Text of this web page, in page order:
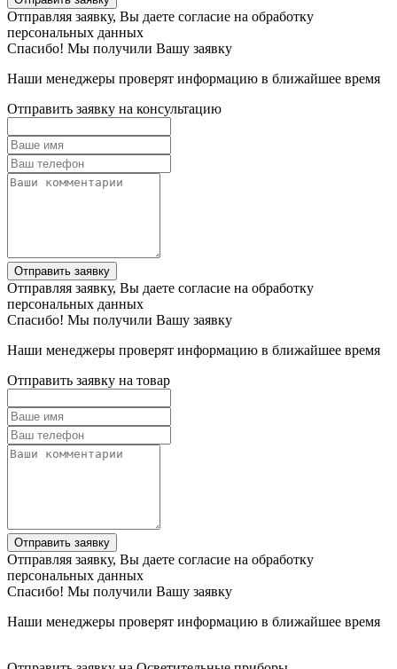
Отправляя заявку, Вы даете согласие на обработку
персональных данных
Спасибо! Мы получили Вашу заявку
Наши менеджеры проверят информацию в ближайшее время
Отправить заявку на консультацию
Отправить заявку
Отправляя заявку, Вы даете согласие на обработку
персональных данных
Спасибо! Мы получили Вашу заявку
Наши менеджеры проверят информацию в ближайшее время
Отправить заявку на товар
Отправить заявку
Отправляя заявку, Вы даете согласие на обработку
персональных данных
Спасибо! Мы получили Вашу заявку
Наши менеджеры проверят информацию в ближайшее время